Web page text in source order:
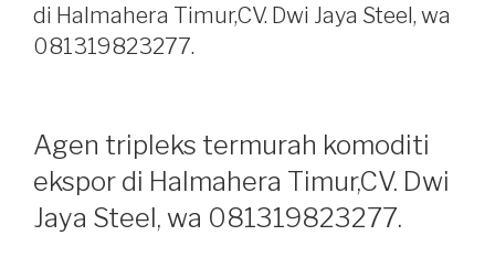
di Halmahera Timur,CV. Dwi Jaya Steel, wa
081319823277.
Agen tripleks termurah komoditi
ekspor di Halmahera Timur,CV. Dwi
Jaya Steel, wa 081319823277.